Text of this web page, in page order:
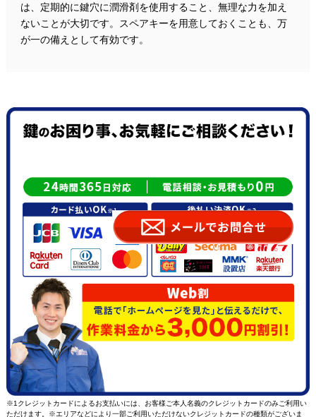
は、定期的に鍵穴に潤滑剤を使用すること、無理な力を加え
ないことが大切です。スペアキーを用意しておくことも、万
が一の備えとして有効です。
※1クレジットカードによるお支払いには、お客様ご本人名義のクレジットカードのみご利用い
ただけます。※エリアなどにより一部ご利用いただけないクレジットカードの種類がございま